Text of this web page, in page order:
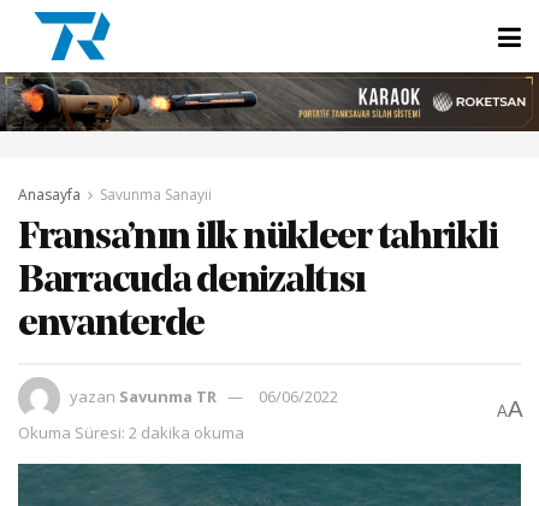
Anasayfa Savunma Sanayii
Fransa’nın ilk nükleer tahrikli
Barracuda denizaltısı
envanterde
yazan Savunma TR
06/06/2022
Okuma Süresi: 2 dakika okuma
AA